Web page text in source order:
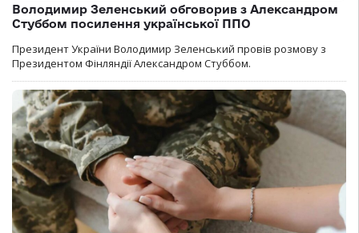
Володимир Зеленський обговорив з Александром
Стуббом посилення української ППО
Президент України Володимир Зеленський провів розмову з
Президентом Фінляндії Александром Стуббом.